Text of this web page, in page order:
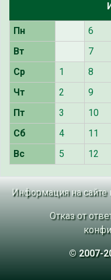
Пн 6
Вт
7
Ср
1 8
Чт
2 9
Пт
3 10
Сб
4 11
Вс
5 12
Информация на сайте
Отказ от
© 2007-